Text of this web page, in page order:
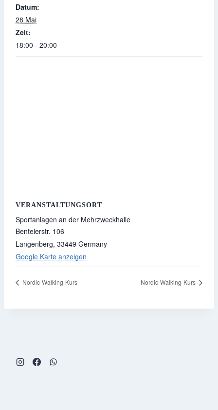
Datum:
28 Mai
Zeit:
18:00 - 20:00
VERANSTALTUNGSORT
Sportanlagen an der Mehrzweckhalle
Bentelerstr. 106
Langenberg, 33449 Germany
Google Karte anzeigen
Nordic-Walking-Kurs Nordic-Walking-Kurs